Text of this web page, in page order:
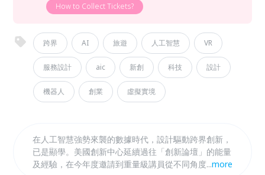
How to Collect Tickets?
跨界 AI 旅遊 人工智慧 VR
服務設計 aic 新創 科技 設計
機器人 創業 虛擬實境
在人工智慧強勢來襲的數據時代，設計驅動跨界創新，
已是顯學。美國創新中心延續過往「創新論壇」的能量
及經驗，在今年度邀請到重量級講員從不同角度分享如
...more